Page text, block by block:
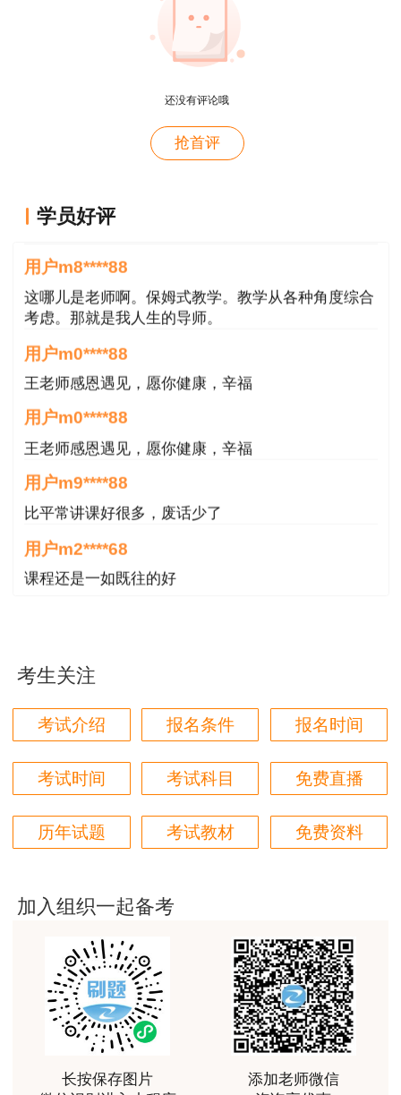
（一）考试时间与科目
上午：09:00－11:00 建设工程合同管理
下午：14:00－17:00 建设工程目标控制（3个
5月18日
上午：09:00－11:00 建设工程监理基本理论
和相关法规
下午：14:00－18:00 建设工程监理案例分析
（3个专业）
余科目均为客观题。《建设工程合同管理》和《建
设工程监理基本理论和相关法规》为基础科目；
《建设工程目标控制》和《建设工程监理案例分
析》为专业科目，专业类别分为土木建筑工程、交
通运输工程和水利工程，报考人员可根据实际工作
需要选报其一。
三、报名条件
凡符合《住房和城乡建设部、交通运输部、水
利部和人力资源社会保障部关于印发〈监理工程师
职业资格制度规定〉〈监理工程师职业资格考试实
施办法〉的通知》（建人规〔2020〕3号）和《人
力资源社会保障部关于降低或取消部分准入类职业
发〔2022〕8号）规定条件的人员，均可报名参加
监理工程师职业资格考试。自2022年起，监理工
程师职业资格考试工作年限有调整，具体条件如
（一）一般条件
有良好的业务素质和道德品行，具备下列条件之一
还没有评论哦
抢首评
学员好评
概论就学习了十几天81分，感谢唐老师！
这哪儿是老师啊。保姆式教学。教学从各种角度综合
考虑。那就是我人生的导师。
王老师感恩遇见，愿你健康，辛福
王老师感恩遇见，愿你健康，辛福
比平常讲课好很多，废话少了
课程还是一如既往的好
非常好
用户m6****66
用户m6****66
好
用户m6****66
用户m6****68
陈老师讲得非常好，特别喜欢听他的课
用户m7****66
好好 好 好 好真好
用户Fa****56
认真听完，自己理解，老师确实讲的很好
考生关注
考试介绍 报名条件 报名时间
考试时间 考试科目 免费直播
历年试题 考试教材 免费资料
加入组织一起备考
长按保存图片
添加老师微信